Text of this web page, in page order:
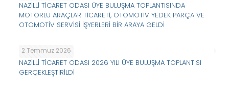
NAZİLLİ TİCARET ODASI ÜYE BULUŞMA TOPLANTISINDA
MOTORLU ARAÇLAR TİCARETİ, OTOMOTİV YEDEK PARÇA VE
OTOMOTİV SERVİSİ İŞYERLERİ BİR ARAYA GELDİ
2 Temmuz 2026
NAZİLLİ TİCARET ODASI 2026 YILI ÜYE BULUŞMA TOPLANTISI
GERÇEKLEŞTİRİLDİ